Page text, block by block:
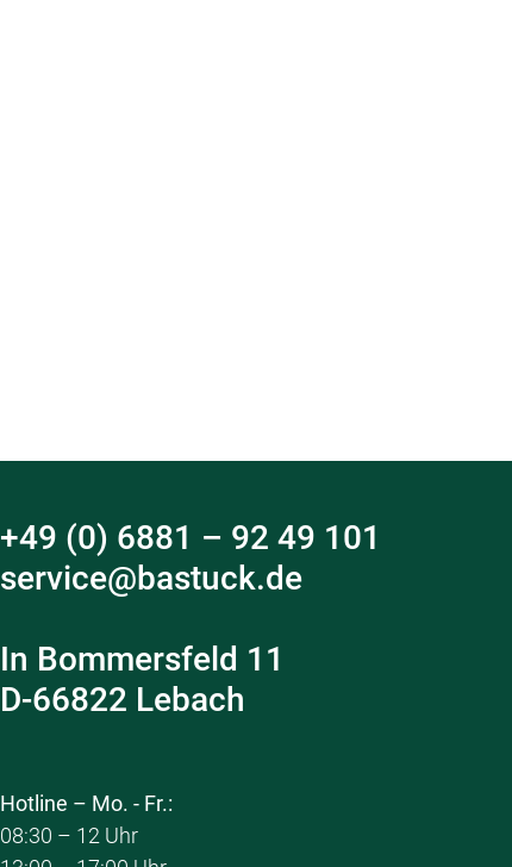
+49 (0) 6881 – 92 49 101
service@bastuck.de
In Bommersfeld 11
D-66822 Lebach
Hotline – Mo. - Fr.:
08:30 – 12 Uhr